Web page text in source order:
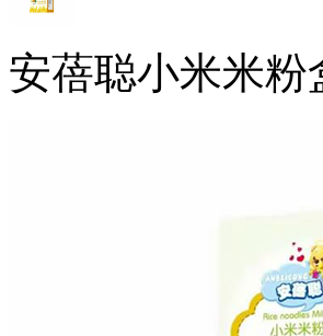
安蓓聪小米米